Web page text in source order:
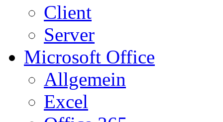
Client
Server
Microsoft Office
Allgemein
Excel